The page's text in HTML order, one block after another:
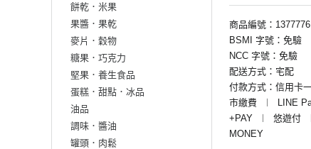
餅乾．米果
果醬．果乾
麥片．穀物
糖果．巧克力
堅果．養生食品
蛋糕．甜點．冰品
油品
調味．醬油
罐頭．肉鬆
商品編號：1377776
BSMI 字號：免驗
NCC 字號：免驗
配送方式：宅配
付款方式：信用卡
市繳費
︱ LINE
+PAY
︱ 悠遊付
MONEY